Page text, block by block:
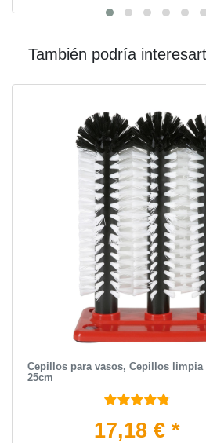
También podría
Cepillos para vasos, Cepillos limpia
25cm
17,18 € *